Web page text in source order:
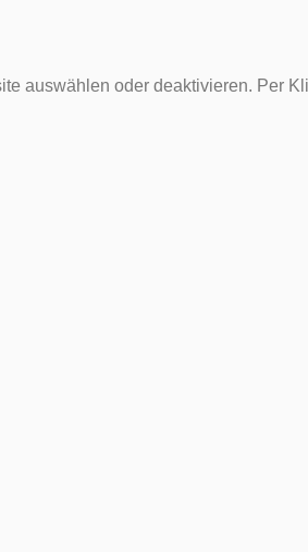
auswählen oder deaktivieren. Per